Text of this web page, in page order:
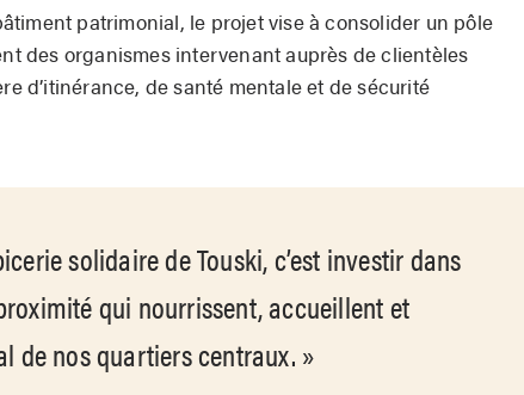
patrimonial, le projet vise à consolider un pôle
des organismes intervenant auprès de clientèles
d’itinérance, de santé mentale et de sécurité
solidaire de Touski, c’est investir dans
qui nourrissent, accueillent et
de nos quartiers centraux.